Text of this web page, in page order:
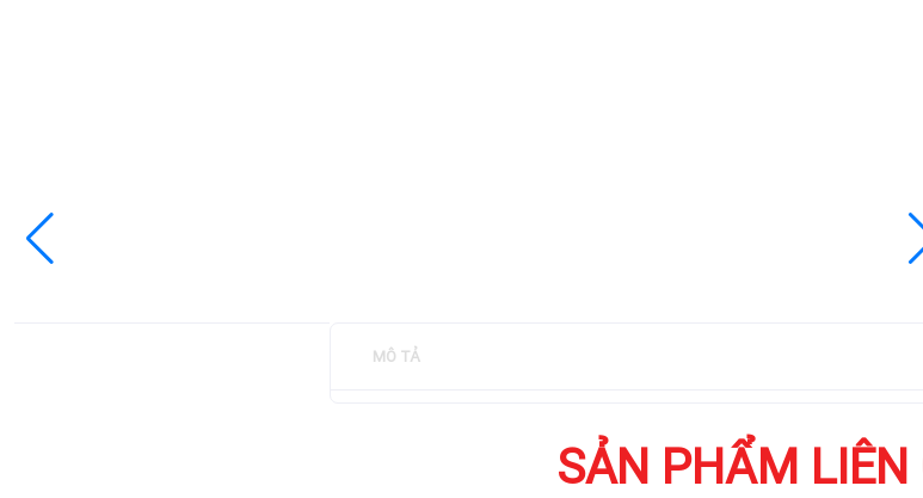
MÔ TẢ
SẢN PHẨM LIÊN